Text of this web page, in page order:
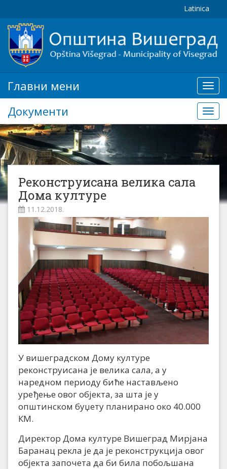
Latinica
мени
Главни мени
Документи
Реконструисана велика сала
Дома културе
11.12.2018.
У вишеградском Дому културе
реконструисана је велика сала, а у
наредном периоду биће настављено
уређење овог објекта, за шта је у
општинском буџету планирано око 40.000
КМ.
Директор Дома културе Вишеград Мирјана
Баранац рекла је да је реконструкција овог
објекта започета да би била побољшана